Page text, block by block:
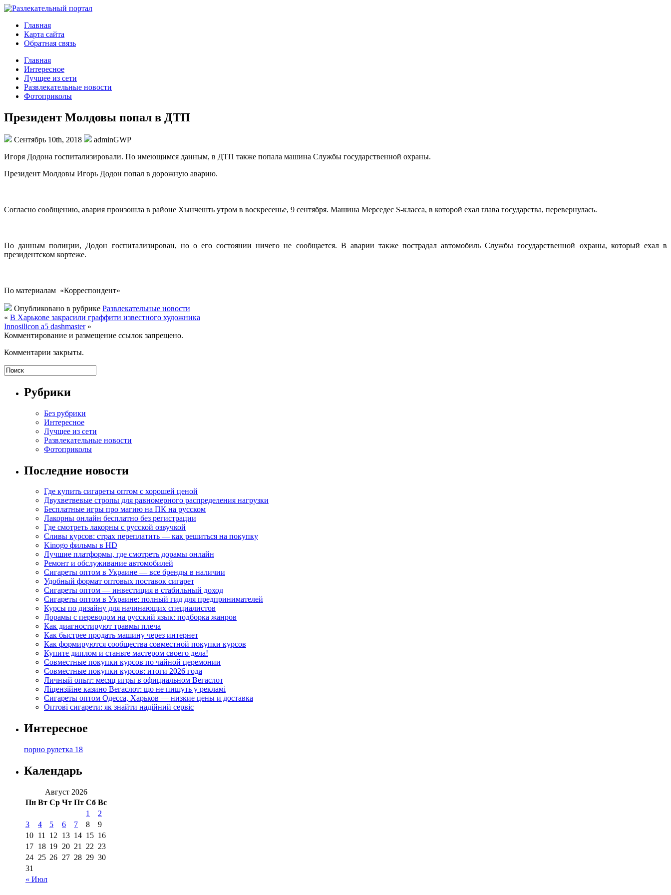
Главная
Карта сайта
Обратная связь
Главная
Интересное
Лучщее из сети
Развлекательные новости
Фотоприколы
Президент Молдовы попал в ДТП
Сентябрь 10th, 2018
adminGWP
Игoря Додона госпитализировали. По имеющимся данным, в ДТП также попала машина Службы государственной охраны.
Президент Молдовы Игорь Додон попал в дорожную аварию.
Согласно сообщению, авария произошла в районе Хынчешть утром в воскресенье, 9 сентября. Машина Мерседес S-класса, в которой ехал глава государства, перевернулась.
По данным полиции, Додон госпитализирован, но о его состоянии ничего не сообщается. В аварии также пострадал автомобиль Службы государственной охраны, который ехал в
президентском кортеже.
По материалам «Корреспондент»
Опубликовано в рубрике Развлекательные новости
« В Харькове закрасили граффити известного художника
Innosilicon a5 dashmaster»
Комментирование и размещение ссылок запрещено.
Комментарии закрыты.
Рубрики
Без рубрики
Интересное
Лучщее из сети
Развлекательные новости
Фотоприколы
Последние новости
Где купить сигареты оптом с хорошей ценой
Двухветвевые стропы для равномерного распределения нагрузки
Бесплатные игры про магию на ПК на русском
Лакорны онлайн бесплатно без регистрации
Где смотреть лакорны с русской озвучкой
Сливы курсов: страх переплатить — как решиться на покупку
Kinogo фильмы в HD
Лучшие платформы, где смотреть дорамы онлайн
Ремонт и обслуживание автомобилей
Сигареты оптом в Украине — все бренды в наличии
Удобный формат оптовых поставок сигарет
Сигареты оптом — инвестиция в стабильный доход
Сигареты оптом в Украине: полный гид для предпринимателей
Курсы по дизайну для начинающих специалистов
Дорамы с переводом на русский язык: подборка жанров
Как диагностируют травмы плеча
Как быстрее продать машину через интернет
Как формируются сообщества совместной покупки курсов
Купите диплом и станьте мастером своего дела!
Совместные покупки курсов по чайной церемонии
Совместные покупки курсов: итоги 2026 года
Личный опыт: месяц игры в официальном Вегаслот
Ліцензійне казино Вегаслот: що не пишуть у рекламі
Сигареты оптом Одесса, Харьков — низкие цены и доставка
Оптові сигарети: як знайти надійний сервіс
Интересное
порно рулетка 18
Календарь
Август 2026
Пн Вт Ср Чт Пт Сб Вс
« Июл
1
2
3
4 5 6 7 8
9
10 11 12 13 14 15 16
17 18 19 20 21 22 23
24 25 26 27 28 29 30
31